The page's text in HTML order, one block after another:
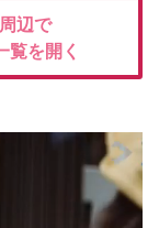
周辺で
覧を開く